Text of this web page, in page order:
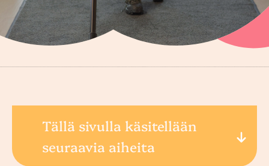
Tällä sivulla käsitellään
seuraavia aiheita